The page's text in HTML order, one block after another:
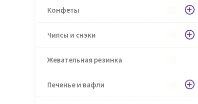
Конфеты
Чипсы и снэки
Жевательная резинка
Печенье и вафли